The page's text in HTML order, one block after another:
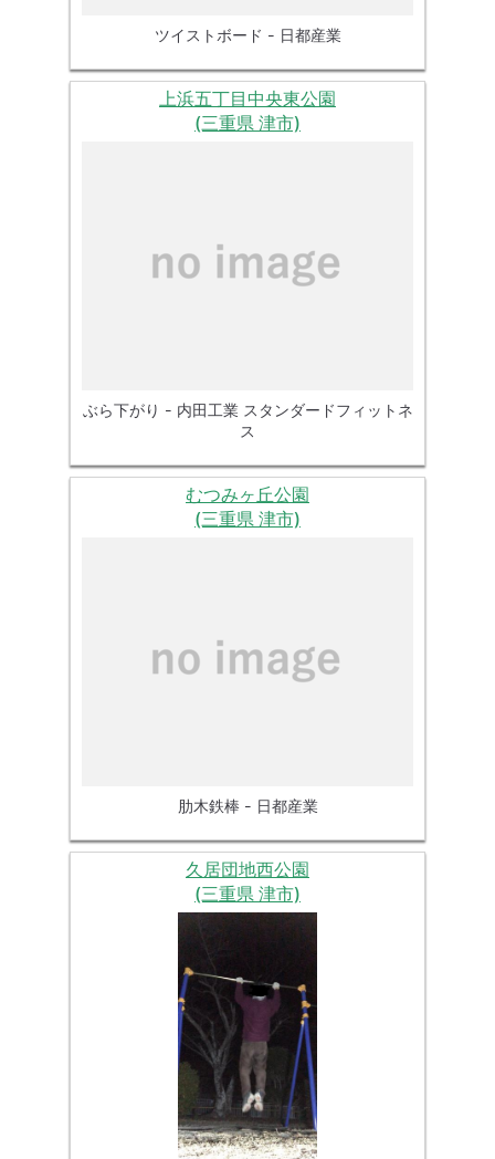
ツイストボード - 日都産業
上浜五丁目中央東公園
(三重県 津市)
ぶら下がり - 内田工業 スタンダードフィットネ
ス
むつみヶ丘公園
(三重県 津市)
肋木鉄棒 - 日都産業
久居団地西公園
(三重県 津市)